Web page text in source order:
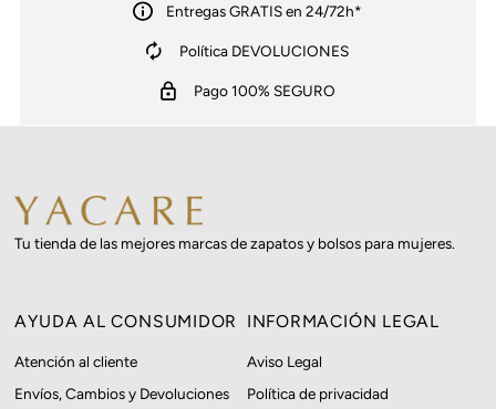
Entregas GRATIS en 24/72h*
Política DEVOLUCIONES
Pago 100% SEGURO
Tu tienda de las mejores marcas de zapatos y bolsos para mujeres.
AYUDA AL CONSUMIDOR
Atención al cliente
Envíos, Cambios y Devoluciones
INFORMACIÓN LEGAL
Aviso Legal
Política de privacidad